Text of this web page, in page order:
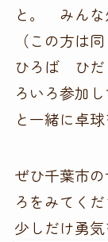
と。 みんな
（この方は
ひろば ひだ
ろいろ参加
と一緒に卓
ぜひ千葉市
ろをみてくだ
少しだけ勇